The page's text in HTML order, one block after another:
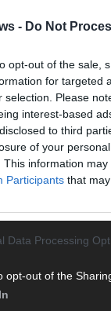
- Do Not
opt-out of the sale,
for targeted
selection. Please
interest-based
to third
of your
This information
Participants that
Data Processing
opt-out of the